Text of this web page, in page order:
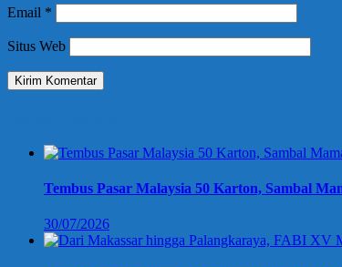
Email *
Situs Web
Tembus Pasar Malaysia 50 Karton, Sambal
30/07/2026